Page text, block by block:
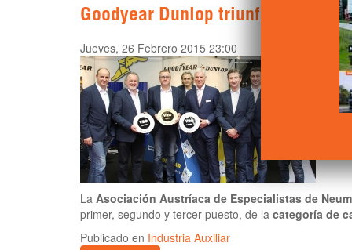
Goodyear Dunlop triunfa en los
Jueves, 26 Febrero 2015 23:00
La Asociación Austríaca de Especialistas de
primer, segundo y tercer puesto, de la categoría de
Publicado en Industria Auxiliar